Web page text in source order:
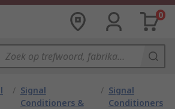
0
/ Signal
Conditioners &
/ Signal
Conditioners